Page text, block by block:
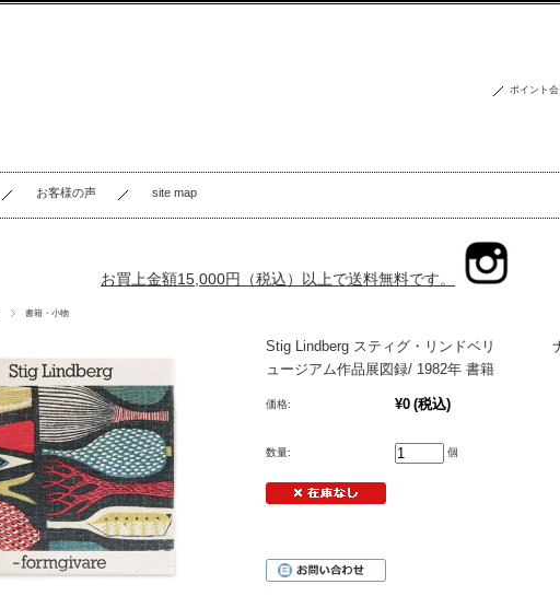
ポイント会
お客様の声 site map
お買上金額15,000円（税込）以上で送料無料です。
書籍・小物
Stig Lindberg スティグ・リンドベリ ナ
ュージアム作品展図録/ 1982年 書籍
価格: ¥0 (税込)
数量: 個